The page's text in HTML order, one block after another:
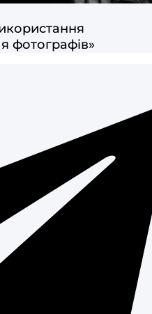
фотографів»